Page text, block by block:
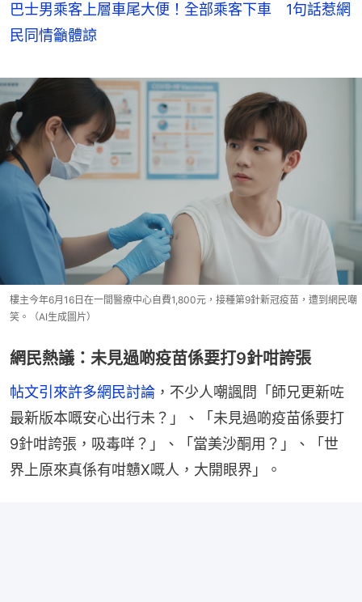
巴士男乘客上層車尾大便！全部乘客下車 1句話惹網
民同情籲體諒
樓主今年6月16日在一間醫療中心自費1,800元，接種第9針新冠疫苗，遭到網民嘲
笑。（AI生成圖片）
網民熱議：未見過啲疫苗係要打9針咁誇張
帖文引來許多網民討論 ，不少人嘲諷問「師兄更新咗
最新版本嘅安心出行未？」、「未見過啲疫苗係要打
9針咁誇張，吸毒咩？」、「當美沙酮用？」、「世
界上原來真係有咁戇X嘅人，大開眼界」。